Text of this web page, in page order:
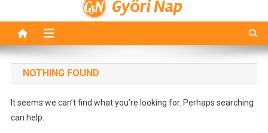
Győri Nap
NOTHING FOUND
It seems we can’t find what you’re looking for. Perhaps searching
can help.